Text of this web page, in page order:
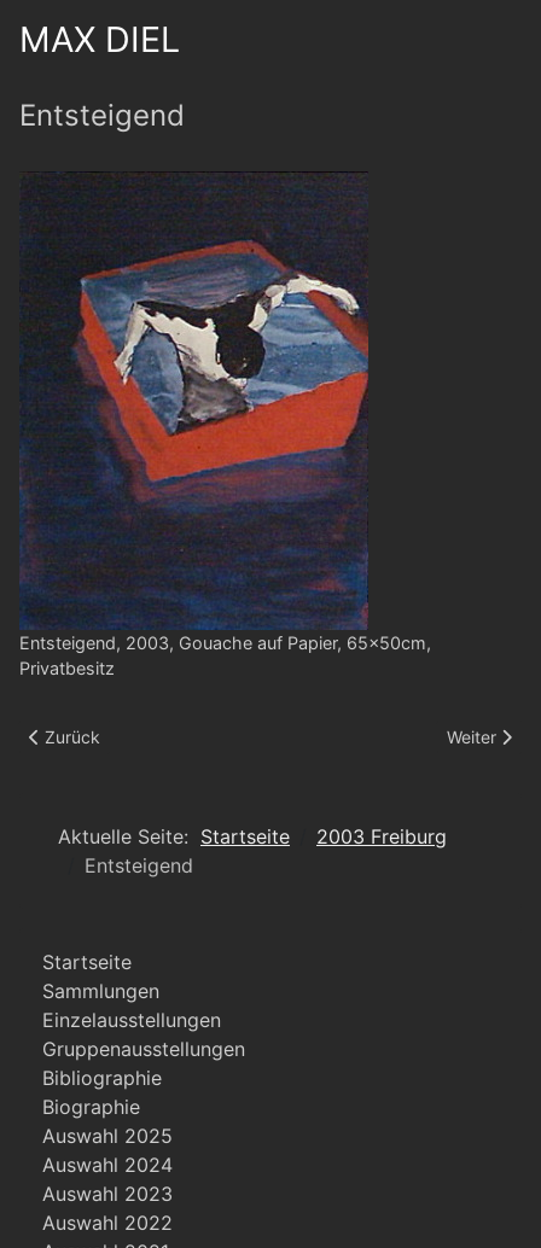
MAX DIEL
Entsteigend
Entsteigend, 2003, Gouache auf Papier, 65x50cm,
Privatbesitz
Vorheriger Beitrag: Strumpf
Zurück Nächster
Weiter
Aktuelle Seite: Startseite
2003 Freiburg
Entsteigend
Startseite
Sammlungen
Einzelausstellungen
Gruppenausstellungen
Bibliographie
Biographie
Auswahl 2025
Auswahl 2024
Auswahl 2023
Auswahl 2022